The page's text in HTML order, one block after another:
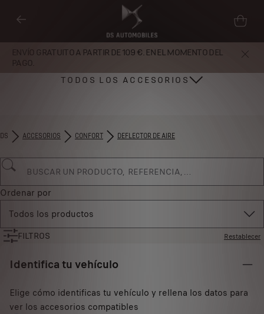
ENVÍO GRATUITO A PARTIR DE 109 €. EN EL MOMENTO DEL
PAGO.
TODOS LOS ACCESORIOS
DS ACCESORIOS CONFORT DEFLECTOR DE AIRE
Ordenar por
Todos los productos
FILTROS Restablecer
Identifica tu vehículo
Elige cómo identificas tu vehículo y rellena los datos para
ver los accesorios compatibles